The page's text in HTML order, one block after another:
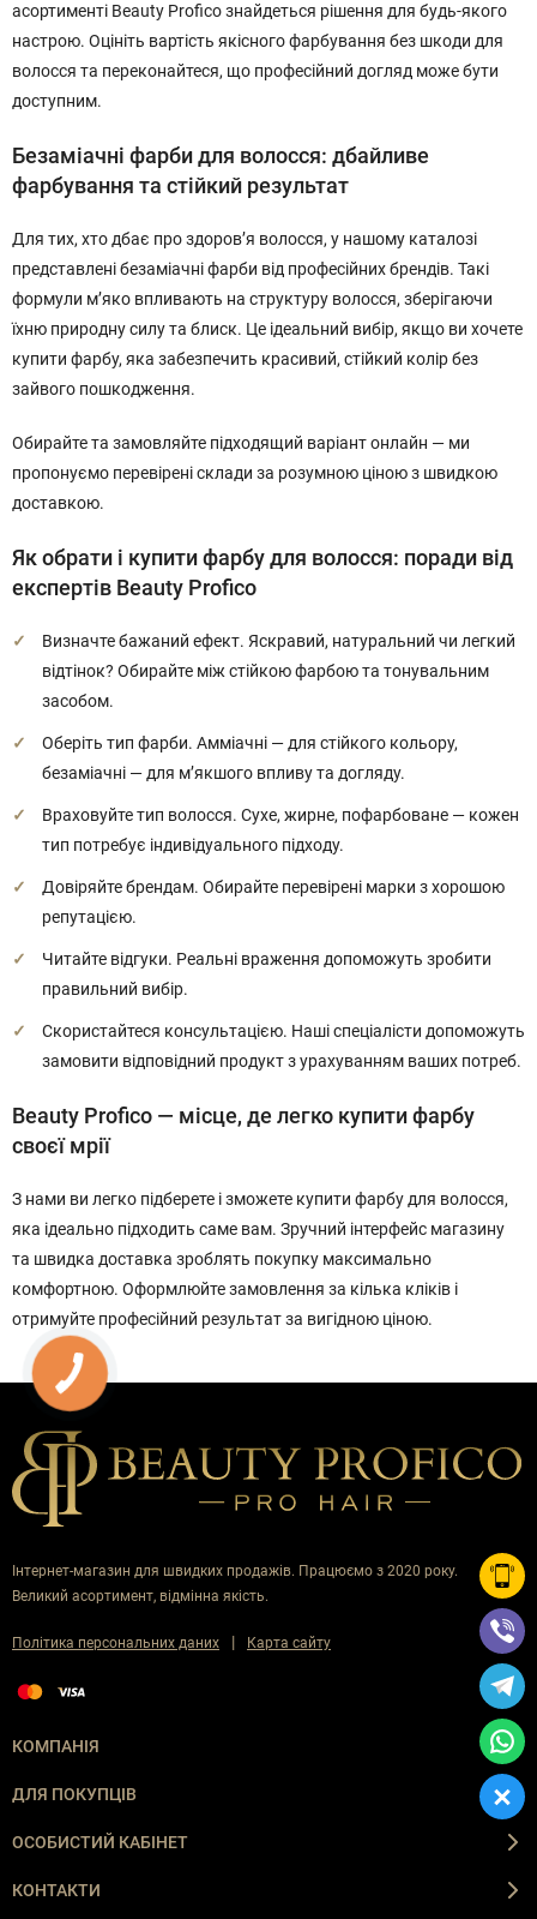
асортименті Beauty Profico знайдеться рішення для будь-якого
настрою. Оцініть вартість якісного фарбування без шкоди для
волосся та переконайтеся, що професійний догляд може бути
доступним.
Безаміачні фарби для волосся: дбайливе
фарбування та стійкий результат
Для тих, хто дбає про здоров’я волосся, у нашому каталозі
представлені безаміачні фарби від професійних брендів. Такі
формули м’яко впливають на структуру волосся, зберігаючи
їхню природну силу та блиск. Це ідеальний вибір, якщо ви хочете
купити фарбу, яка забезпечить красивий, стійкий колір без
зайвого пошкодження.
Обирайте та замовляйте підходящий варіант онлайн — ми
пропонуємо перевірені склади за розумною ціною з швидкою
доставкою.
Як обрати і купити фарбу для волосся: поради від
експертів Beauty Profico
Визначте бажаний ефект. Яскравий, натуральний чи легкий
відтінок? Обирайте між стійкою фарбою та тонувальним
засобом.
Оберіть тип фарби. Амміачні — для стійкого кольору,
безаміачні — для м’якшого впливу та догляду.
Враховуйте тип волосся. Сухе, жирне, пофарбоване — кожен
тип потребує індивідуального підходу.
Довіряйте брендам. Обирайте перевірені марки з хорошою
репутацією.
Читайте відгуки. Реальні враження допоможуть зробити
правильний вибір.
Скористайтеся консультацією. Наші спеціалісти допоможуть
замовити відповідний продукт з урахуванням ваших потреб.
Beauty Profico — місце, де легко купити фарбу
своєї мрії
З нами ви легко підберете і зможете купити фарбу для волосся,
яка ідеально підходить саме вам. Зручний інтерфейс магазину
та швидка доставка зроблять покупку максимально
комфортною. Оформлюйте замовлення за кілька кліків і
отримуйте професійний результат за вигідною ціною.
Інтернет-магазин для швидких продажів. Працюємо з 2020 року.
Великий асортимент, відмінна якість.
Політика персональних даних | Карта сайту
КОМПАНІЯ
ДЛЯ ПОКУПЦІВ
ОСОБИСТИЙ КАБІНЕТ
КОНТАКТИ